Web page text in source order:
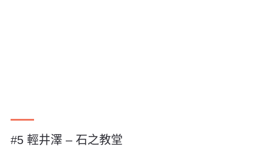
#5 輕井澤 – 石之教堂